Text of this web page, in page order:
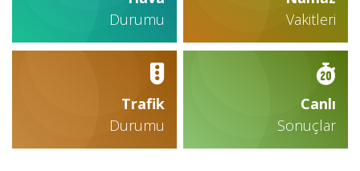
Durumu
Vakitleri
Trafik
Durumu
Canlı
Sonuçlar